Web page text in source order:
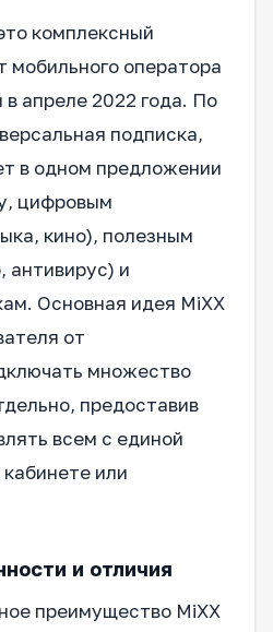
комплексный
мобильного оператора
апреле 2022 года. По
подписка,
в одном предложении
цифровым
кино), полезным
антивирус) и
Основная идея MiXX
от
множество
предоставив
всем с единой
или
и отличия
преимущество MiXX